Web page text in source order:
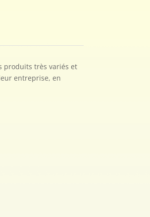
produits très variés et
entreprise, en